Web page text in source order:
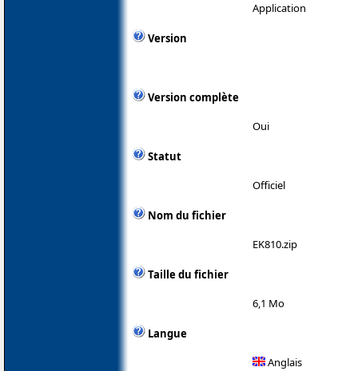
Application
Version
Version complète
Oui
Statut
Officiel
Nom du fichier
EK810.zip
Taille du fichier
6,1 Mo
Langue
Anglais